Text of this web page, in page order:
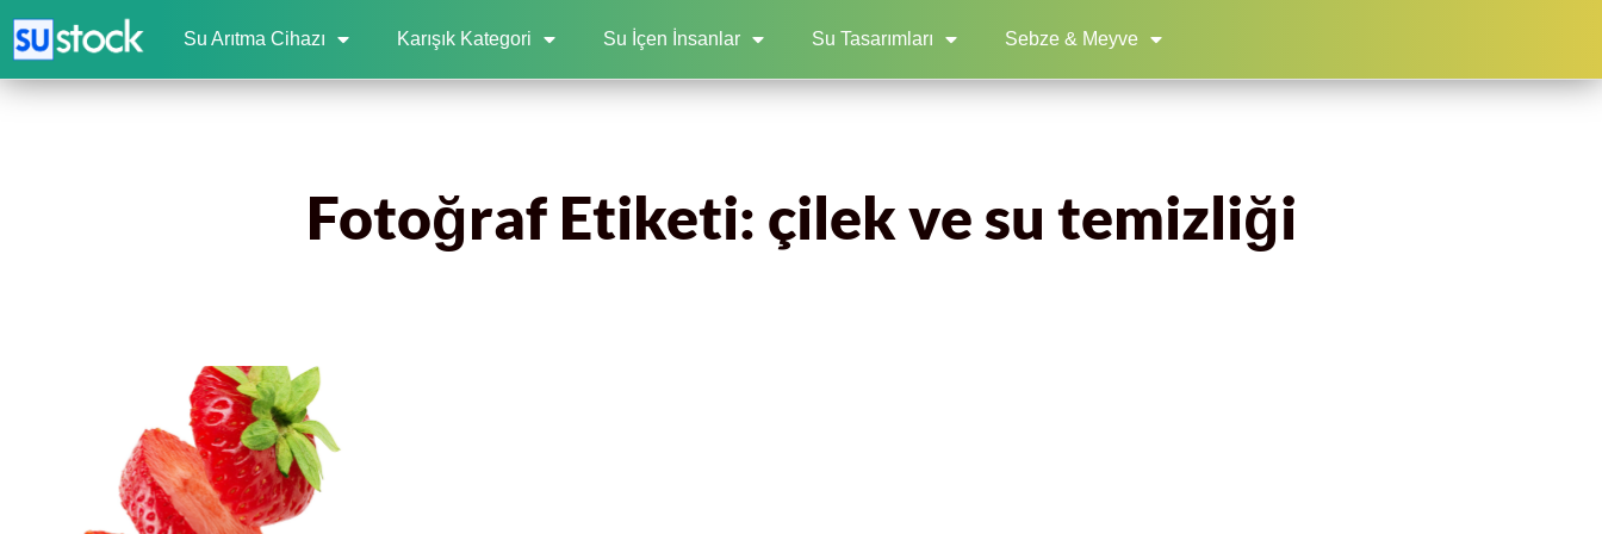
Su Arıtma Cihazı Karışık Kategori Su İçen İnsanlar Su Tasarımları Sebze & Meyve
Fotoğraf Etiketi: çilek ve su temizliği